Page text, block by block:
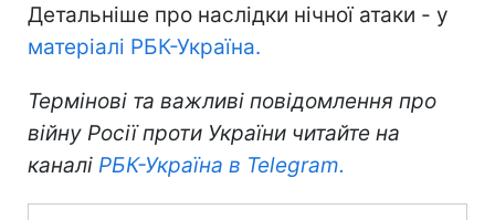
Детальніше про наслідки нічної атаки - у
матеріалі РБК-Україна.
Термінові та важливі повідомлення про
війну Росії проти України читайте на
каналі РБК-Україна в Telegram.